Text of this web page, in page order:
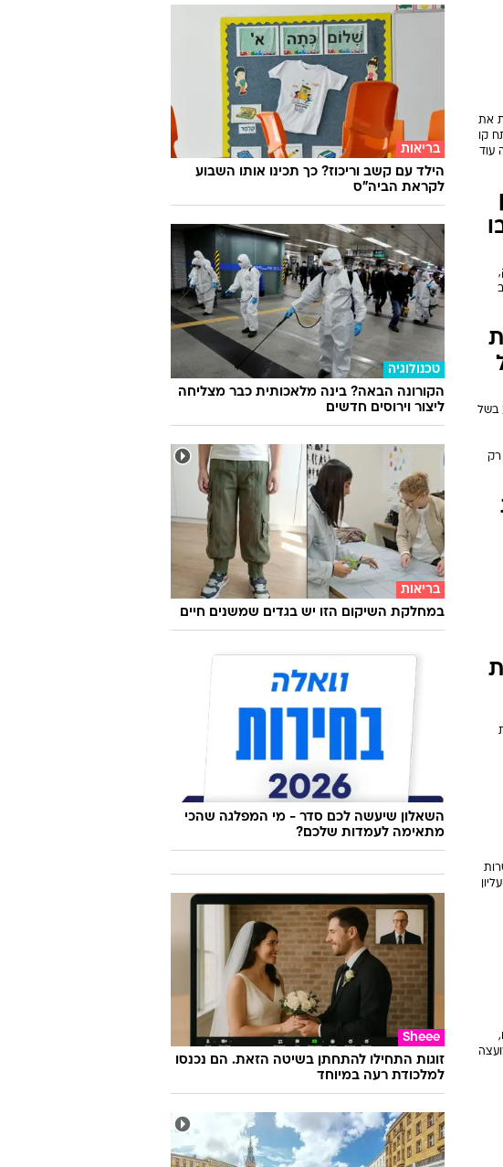
את
קו
עוד
בשל
רק
לעשרות
בריאות
הילד עם קשב וריכוז? כך תכינו אותו השבוע
לקראת הביה"ס
טכנולוגיה
הקורונה הבאה? בינה מלאכותית כבר מצליחה
ליצור וירוסים חדשים
בריאות
במחלקת השיקום הזו יש בגדים שמשנים חיים
השאלון שיעשה לכם סדר - מי המפלגה שהכי
מתאימה לעמדות שלכם?
Sheee
זוגות התחילו להתחתן בשיטה הזאת. הם נכנסו
למלכודת רעה במיוחד